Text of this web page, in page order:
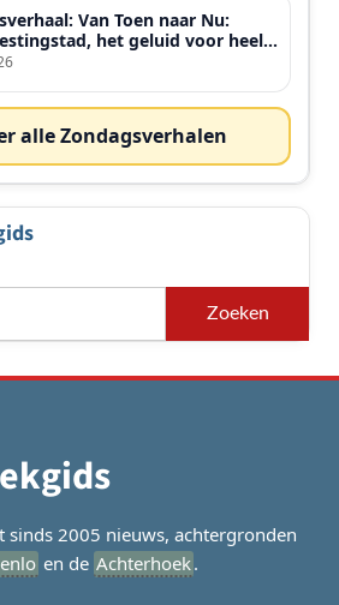
Van Toen naar Nu:
het geluid voor heel
alle Zondagsverhalen
sinds 2005 nieuws, achtergronden
en de Achterhoek.